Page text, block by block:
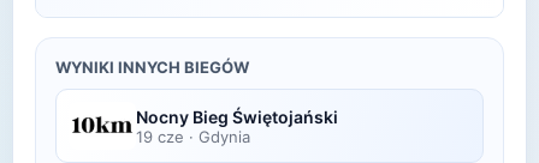
uczestników i w kategorii wiekowej.
organizatora po opublikowaniu oficjalnych
w ciągu kilku dni po zawodach na swojej stronie
lub fanpage'u na Facebooku.
WYNIKI INNYCH BIEGÓW
Nocny Bieg Świętojański
19 cze · Gdynia